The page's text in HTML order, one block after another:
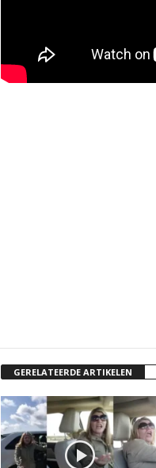
GERELATEERDE ARTIKELEN